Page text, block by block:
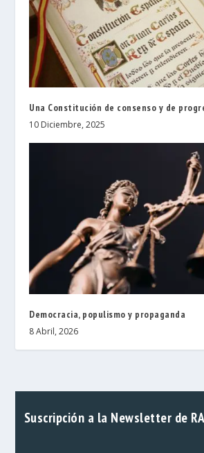
Una Constitución de consenso y de
10 Diciembre, 2025
Democracia, populismo y propaganda
8 Abril, 2026
Suscripción a la Newsletter de